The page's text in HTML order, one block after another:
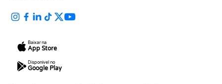
Baixar na
App Store
Disponível no
Google Play